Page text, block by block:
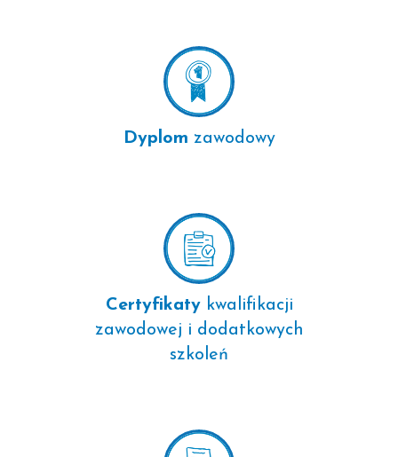
Dyplom zawodowy
Certyfikatykwalifikacji
zawodowej i dodatkowych
szkoleń